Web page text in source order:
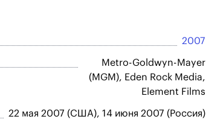
2007
Metro-Goldwyn-Mayer
(MGM), Eden Rock Media,
Element Films
22 мая 2007 (США), 14 июня 2007 (Россия)